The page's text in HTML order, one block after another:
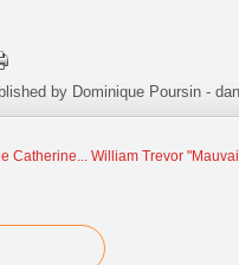
by Dominique Poursin -
Catherine... William Trevor